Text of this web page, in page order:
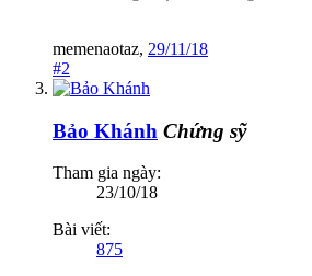
memenaotaz, 29/11/18
#2
Bảo Khánh Chứng sỹ
Tham gia ngày:
23/10/18
Bài viết:
875